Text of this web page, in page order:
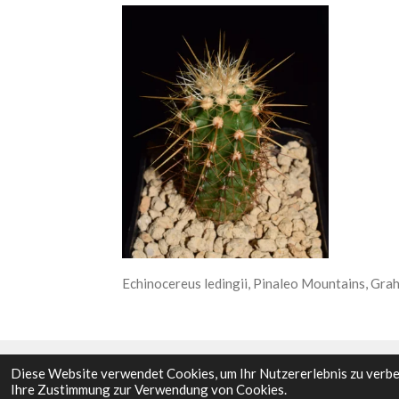
Diese Website verwendet Cookies, um Ihr Nutzererlebnis zu
Ihre Zustimmung zur Verwendung von Cookies.
Echinocereus ledingii, Pinaleo Mountains,